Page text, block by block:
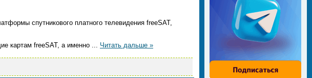
спутникового платного телевидения freeSAT,
картам freeSAT, а именно ... Читать дальше »